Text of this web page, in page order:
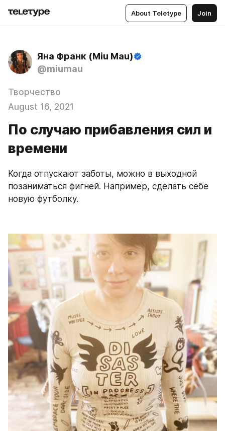
About Teletype Join
Яна Франк (Miu Mau)
@miumau
Творчество
August 16, 2021
По случаю прибавления сил и
времени
Когда отпускают заботы, можно в выходной
позаниматься фигней. Например, сделать себе
новую футболку.